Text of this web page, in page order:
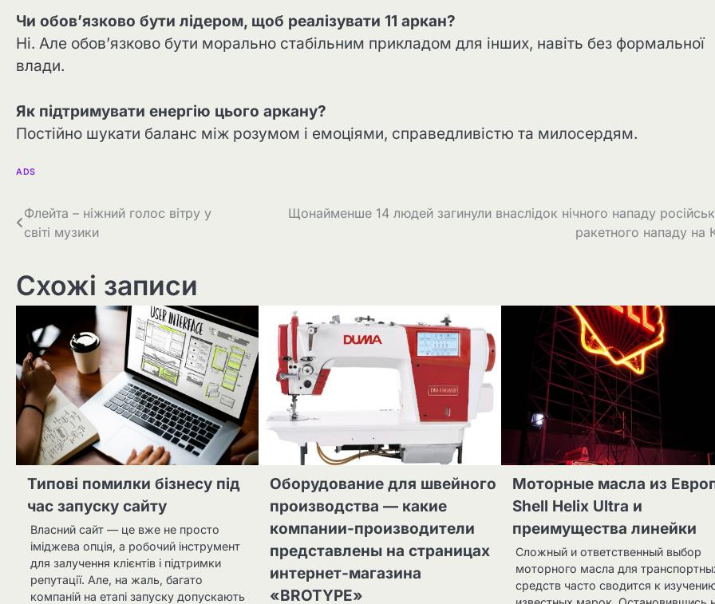
Чи обов’язково бути лідером, щоб реалізувати 11 аркан?
Ні. Але обов’язково бути морально стабільним прикладом для інших, навіть без формальної
влади.
Як підтримувати енергію цього аркану?
Постійно шукати баланс між розумом і емоціями, справедливістю та милосердям.
ADS
Навігація
записів
Флейта – ніжний голос вітру у
світі музики
Щонайменше 14 людей загинули внаслідок нічного нападу
ракетного нападу на
Схожі записи
Типові помилки бізнесу під
час запуску сайту
Власний сайт — це вже не просто
іміджева опція, а робочий інструмент
для залучення клієнтів і підтримки
репутації. Але, на жаль, багато
компаній на етапі запуску допускають
Оборудование для швейного
производства — какие
компании-производители
представлены на страницах
интернет-магазина
«BROTYPE»
Моторные масла из
Shell Helix Ultra и
преимущества линейки
Сложный и ответственный выбор
моторного масла для
средств часто сводится к